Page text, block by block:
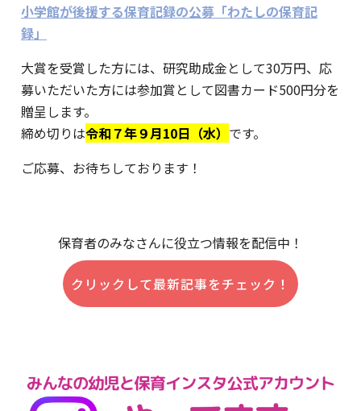
小学館が後援する保育記録の公募「わたしの保育記
録」
大賞を受賞した方には、研究助成金として30万円、応
募いただいた方には参加賞として図書カード500円分を
贈呈します。
締め切りは令和７年９月10日（水） です。
ご応募、お待ちしております！
保育者のみなさんに役立つ情報を配信中！
クリックして最新記事をチェック！